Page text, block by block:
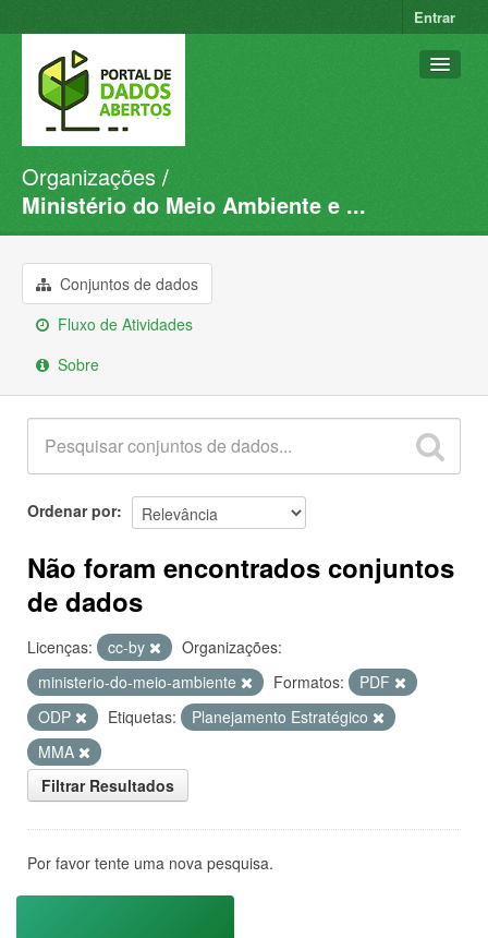
Entrar
Conjuntos de dados
Organizações
Sobre
Organizações
Ministério do Meio Ambiente e ...
Conjuntos de dados
Fluxo de Atividades
Sobre
Ordenar por
Não foram encontrados conjuntos
de dados
Licenças: cc-by
Organizações:
ministerio-do-meio-ambiente
Formatos:
PDF
ODP
Etiquetas:
Planejamento Estratégico
MMA
Filtrar Resultados
Por favor tente uma nova pesquisa.